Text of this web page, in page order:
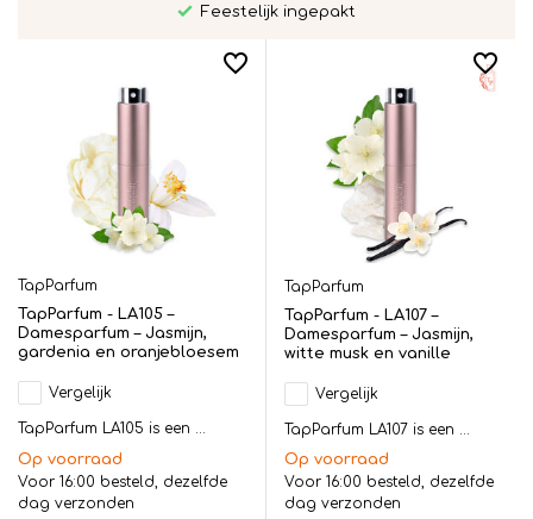
Feestelijk ingepakt
TapParfum
TapParfum - LA105 –
Damesparfum – Jasmijn,
gardenia en oranjebloesem
Vergelijk
TapParfum LA105 is een ...
Op voorraad
Voor 16:00 besteld, dezelfde
dag verzonden
TapParfum
TapParfum - LA107 –
Damesparfum – Jasmijn,
witte musk en vanille
Vergelijk
TapParfum LA107 is een ...
Op voorraad
Voor 16:00 besteld, dezelfde
dag verzonden